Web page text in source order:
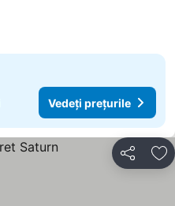
Vedeți prețurile
Distribuiți